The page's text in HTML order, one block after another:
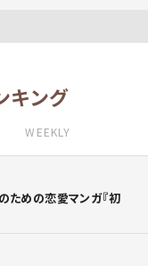
キング
WEEKLY
ための恋愛マンガ『初